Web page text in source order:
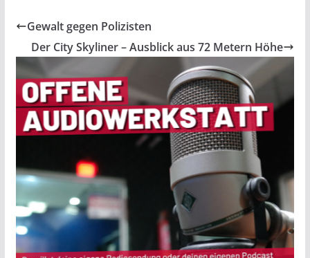
Gewalt gegen Polizisten
Der City Skyliner – Ausblick aus 72 Metern Höhe